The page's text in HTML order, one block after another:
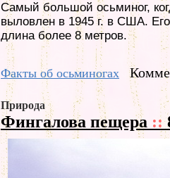
Самый большой осьминог,
выловлен в 1945 г. в США. Его
длина более 8 метров.
Факты об осьминогах
Природа
Фингалова пещера ::